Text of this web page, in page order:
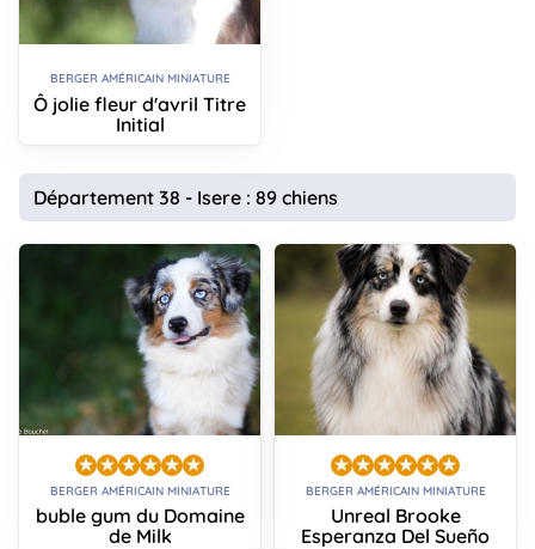
BERGER AMÉRICAIN MINIATURE
Ô jolie fleur d'avril Titre
Initial
Département 38 - Isere : 89 chiens
BERGER AMÉRICAIN MINIATURE
buble gum du Domaine
de Milk
BERGER AMÉRICAIN MINIATURE
Unreal Brooke
Esperanza Del Sueño